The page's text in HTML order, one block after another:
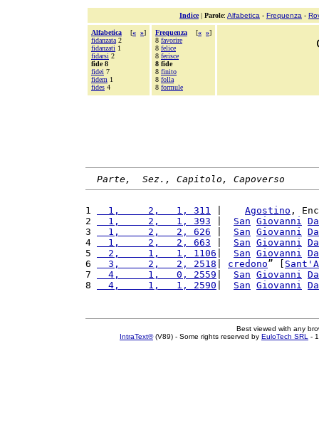
Indice| Parole: Alfabetica - Frequenza -
Alfabetica [« »]
fidanzata 2
fidanzati 1
fidarsi 2
fide 8
fidei 7
fidem 1
fides 4
Frequenza [« »]
8 favorire
8 felice
8 ferisce
8 fide
8 finito
8 folla
8 formule
Parte,  Sez., Capitolo, Capoverso
1
  1,     2,   1, 311
Agostino ,
2
  1,     2,   1, 393
San Giovanni
3
  1,     2,   2, 626
San Giovanni
4
  1,     2,   2, 663
San Giovanni
5
  2,     1,   1, 1106
San Giovanni
6
  3,     2,   2, 2518
credono” [ Sant'
7
  4,     1,   0, 2559
San Giovanni
8
  4,     1,   1, 2590
San Giovanni
Best viewed with any
IntraText®(V89) - Some rights reserved by EuloTech SRL -